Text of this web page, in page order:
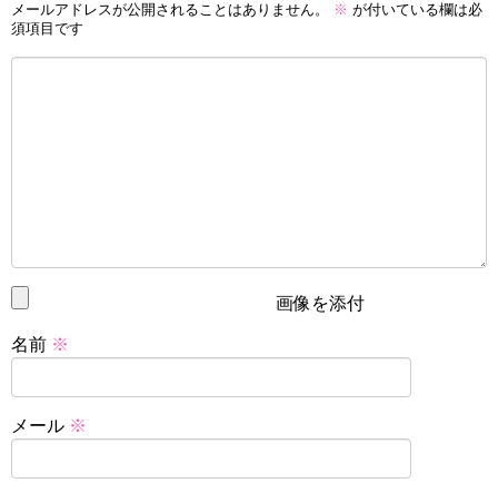
メールアドレスが公開されることはありません。 ※ が付いている欄は必
須項目です
画像を添付
名前 ※
メール ※